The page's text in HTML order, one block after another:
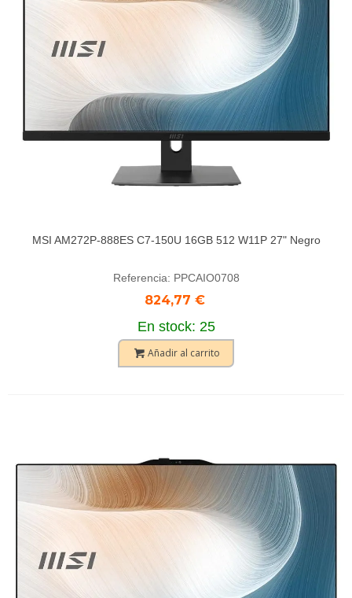
MSI AM272P-888ES C7-150U 16GB 512 W11P 27" Negro
Referencia: PPCAIO0708
824,77 €
En stock: 25
Añadir al carrito